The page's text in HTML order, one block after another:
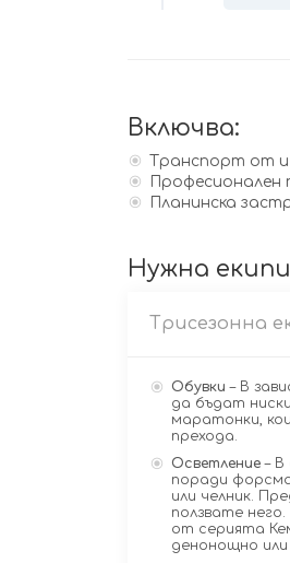
Включва:
Транспорт от
Професионален
Планинска
Нужна
Трисезонна
Обувки – В
да бъдат
маратонки,
прехода.
Осветление – В
поради
или челник.
ползвате
от серията
денонощно или